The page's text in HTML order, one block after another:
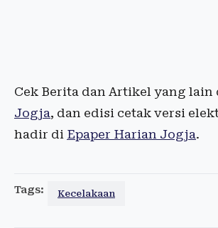
Cek Berita dan Artikel yang lain
Jogja, dan edisi cetak versi
hadir di Epaper Harian Jogja.
Tags: Kecelakaan